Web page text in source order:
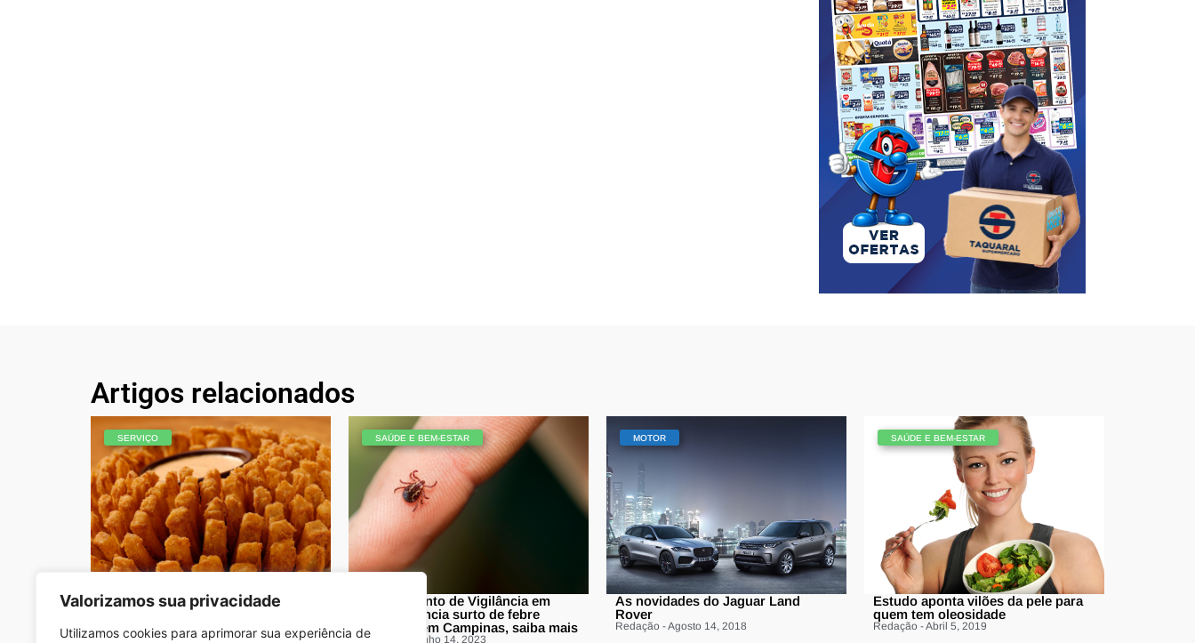
Valorizamos sua privacidade
Utilizamos cookies para aprimorar sua experiência de
Artigos relacionados
SERVIÇO
Outback volta a realizar sonhos de
crianças com a Make-A-Wish Brasil
no Bloomin’ Day
Redação - Novembro 11, 2021
SAÚDE E BEM-ESTAR
Departamento de Vigilância em
Saúde anuncia surto de febre
maculosa em Campinas, saiba mais
Redação - Junho 14, 2023
MOTOR
As novidades do Jaguar Land
Rover
Redação - Agosto 14, 2018
SAÚDE E BEM-ESTAR
Estudo aponta vilões da pele para
quem tem oleosidade
Redação - Abril 5, 2019